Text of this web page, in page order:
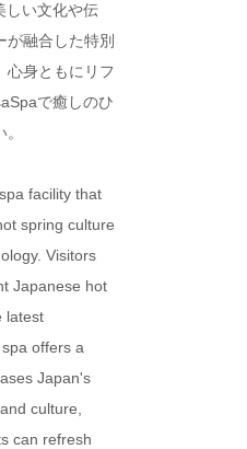
しい文化や伝
が融合した特別
心身ともにリフ
で癒しのひ
facility that
spring culture
Visitors
Japanese hot
latest
offers a
Japan's
culture,
can refresh